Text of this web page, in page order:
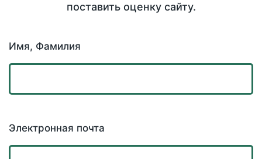
поставить оценку сайту.
Имя, Фамилия
Электронная почта